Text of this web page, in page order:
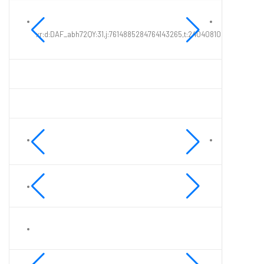
xr:d:DAF_abh72QY:31,j:7614885284764143265,t:24040810